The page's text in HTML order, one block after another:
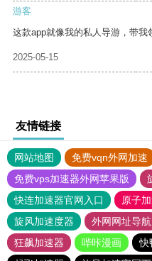
游客
这款app就像我的私人导游，带我
2025-05-15
友情链接
网站地图 免费vqn外网加速
免费vps加速器外网苹果版
快连加速器官网入口
原子
旋风加速度器
外网网址导航
狂飙加速器
哔咔漫画 快